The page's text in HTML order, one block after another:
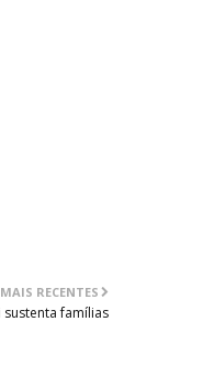
MAIS RECENTES
famílias